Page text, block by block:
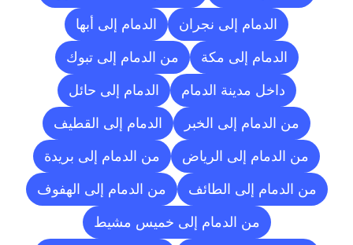
الدمام إلى نجران الدمام إلى أبها
الدمام إلى مكة من الدمام إلى تبوك
داخل مدينة الدمام الدمام إلى حائل
من الدمام إلى الخبر الدمام إلى القطيف
من الدمام إلى الرياض من الدمام إلى بريدة
من الدمام إلى الطائف من الدمام إلى الهفوف
من الدمام إلى خميس مشيط